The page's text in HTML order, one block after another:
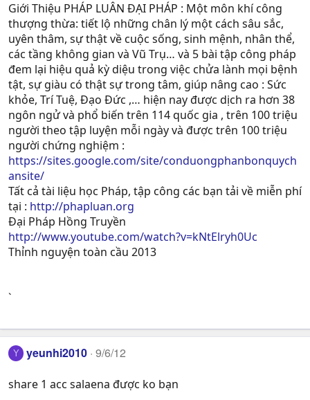
Giới Thiệu PHÁP LUÂN ĐẠI PHÁP : Một môn khí công
thượng thừa: tiết lộ những chân lý một cách sâu sắc,
uyên thâm, sự thật về cuộc sống, sinh mệnh, nhân thể,
các tầng không gian và Vũ Trụ… và 5 bài tập công pháp
đem lại hiệu quả kỳ diệu trong việc chửa lành mọi bệnh
tật, sự giàu có thật sự trong tâm, giúp nâng cao : Sức
khỏe, Trí Tuệ, Ðạo Ðức ,… hiện nay được dịch ra hơn 38
ngôn ngử và phổ biến trên 114 quốc gia , trên 100 triệu
người theo tập luyện mỗi ngày và được trên 100 triệu
người chứng nghiệm :
https://sites.google.com/site/conduongphanbonquych
ansite/
Tất cả tài liệu học Pháp, tập công các bạn tải về miễn phí
tại : http://phapluan.org
Đại Pháp Hồng Truyền
http://www.youtube.com/watch?v=kNtElryh0Uc
Thỉnh nguyện toàn cầu 2013
`
Y yeunhi2010 9/6/12
share 1 acc salaena được ko bạn